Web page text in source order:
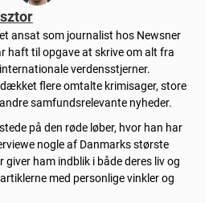
ansat som journalist hos Newsner
haft til opgave at skrive om alt fra
verdensstjerner.
flere omtalte krimisager, store
samfundsrelevante nyheder.
på den røde løber, hvor han har
nogle af Danmarks største
giver ham indblik i både deres liv og
med personlige vinkler og